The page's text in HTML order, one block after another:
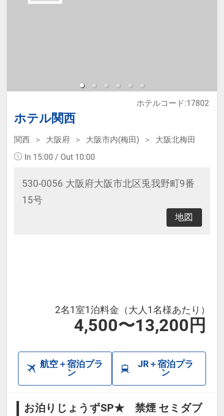
設へのメッセージ」に人数・年齢を
です。
※宿泊税が必要な場合は現地払いと
なります。
予約のタイミングや空室状況により
時で価格が異なる場合があります。
ホテル関西
ホテルコード:17802
関西 大阪府 大阪市内(梅田)
大阪北梅田
In 15:00 / Out 10:00
530-0056 大阪府大阪市北区兎我野町9番
15号
地図
2名1室1泊料金（大人1名様あたり）
4,500〜13,200円
航空＋宿泊プラ
ン
JR＋宿泊プラ
ン
お泊りじょうずSP★ 禁煙 セミダブ